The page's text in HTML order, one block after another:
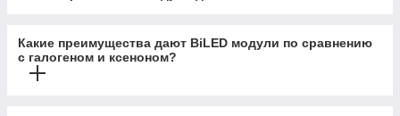
Какие преимущества дают BiLED модули по сравнению
с галогеном и ксеноном?